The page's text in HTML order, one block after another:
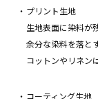
・プリント生地
生地表面に染料が
余分な染料を落と
コットンやリネン
・コーティング生地